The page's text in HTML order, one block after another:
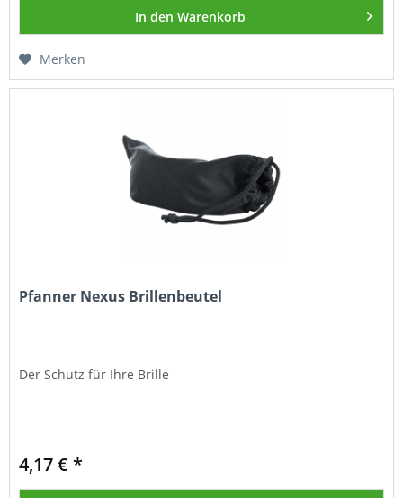
In den Warenkorb
Merken
Pfanner Nexus Brillenbeutel
Der Schutz für Ihre Brille
4,17 € *